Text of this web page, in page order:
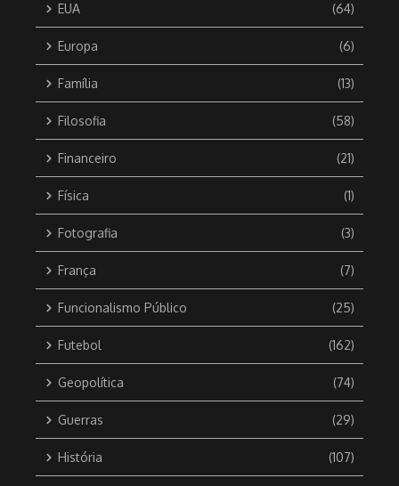
EUA (64)
Europa (6)
Família (13)
Filosofia (58)
Financeiro (21)
Física (1)
Fotografia (3)
França (7)
Funcionalismo Público (25)
Futebol (162)
Geopolítica (74)
Guerras (29)
História (107)